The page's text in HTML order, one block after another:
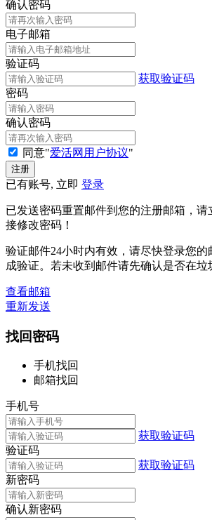
确认密码
电子邮箱
验证码
获取验证码
密码
确认密码
同意"爱活网用户协议"
已有账号, 立即 登录
已发送密码重置邮件到您的注册邮箱，
接修改密码！
验证邮件24小时内有效，请尽快登录您
成验证。若未收到邮件请先确认是否在垃
查看邮箱
重新发送
找回密码
手机找回
邮箱找回
手机号
获取验证码
验证码
获取验证码
新密码
确认新密码